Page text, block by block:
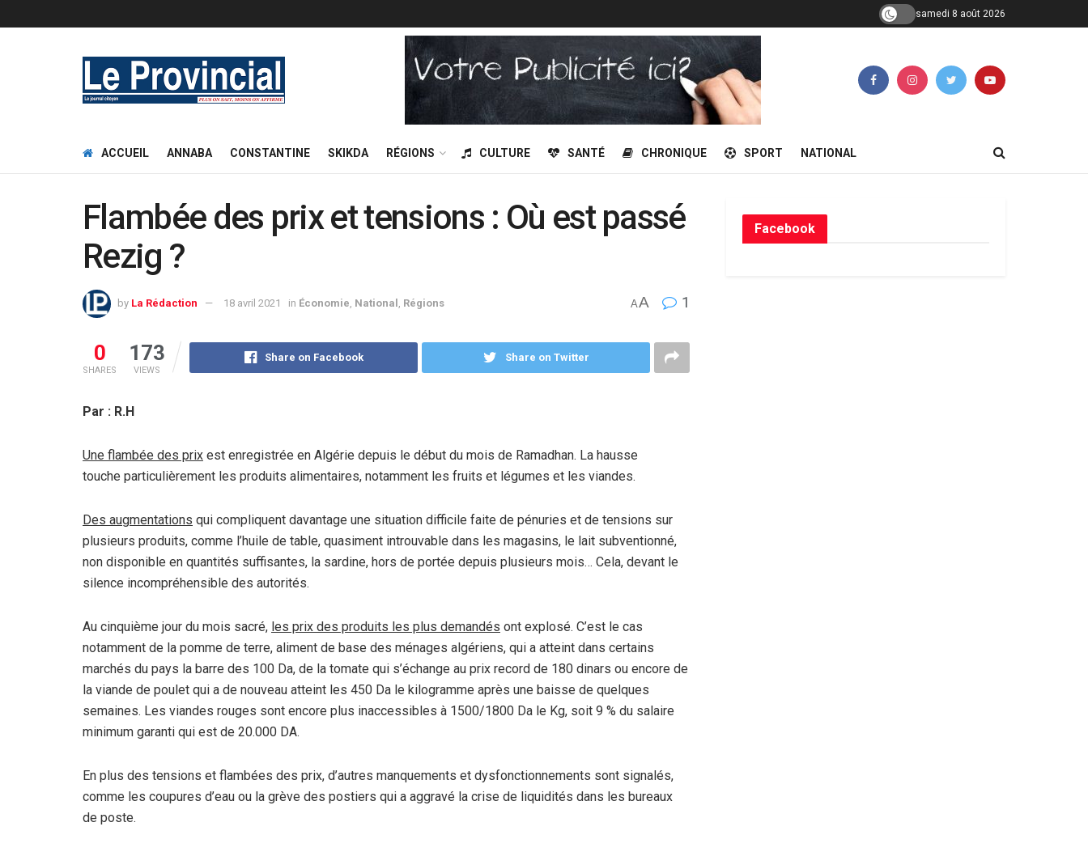
samedi 8 août 2026
ACCUEIL ANNABA CONSTANTINE SKIKDA RÉGIONS CULTURE SANTÉ CHRONIQUE SPORT NATIONAL
Flambée des prix et tensions : Où est passé
Rezig ?
by La Rédaction 18 avril 2021 in Économie National Régions AA 1
0
SHARES
173
VIEWS
Share on Facebook Share on Twitter
Par : R.H
Une flambée des prix est enregistrée en Algérie depuis le début du mois de Ramadhan. La hausse
touche particulièrement les produits alimentaires, notamment les fruits et légumes et les viandes.
Des augmentations qui compliquent davantage une situation difficile faite de pénuries et de tensions sur
plusieurs produits, comme l’huile de table, quasiment introuvable dans les magasins, le lait subventionné,
non disponible en quantités suffisantes, la sardine, hors de portée depuis plusieurs mois… Cela, devant le
silence incompréhensible des autorités.
Au cinquième jour du mois sacré, les prix des produits les plus demandés ont explosé. C’est le cas
notamment de la pomme de terre, aliment de base des ménages algériens, qui a atteint dans certains
marchés du pays la barre des 100 Da, de la tomate qui s’échange au prix record de 180 dinars ou encore de
la viande de poulet qui a de nouveau atteint les 450 Da le kilogramme après une baisse de quelques
semaines. Les viandes rouges sont encore plus inaccessibles à 1500/1800 Da le Kg, soit 9 % du salaire
minimum garanti qui est de 20.000 DA.
En plus des tensions et flambées des prix, d’autres manquements et dysfonctionnements sont signalés,
comme les coupures d’eau ou la grève des postiers qui a aggravé la crise de liquidités dans les bureaux
de poste.
Facebook